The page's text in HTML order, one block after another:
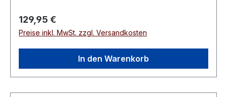
Regulärer Preis:
129,95 €
Preise inkl. MwSt. zzgl. Versandkosten
In den Warenkorb